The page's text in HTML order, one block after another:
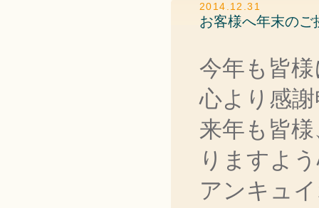
2014.12.31
お客様へ年末のご
今年も皆
心より感
来年も皆
りますよ
アンキュ